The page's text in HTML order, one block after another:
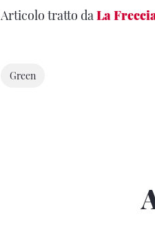
Articolo tratto da La
Green